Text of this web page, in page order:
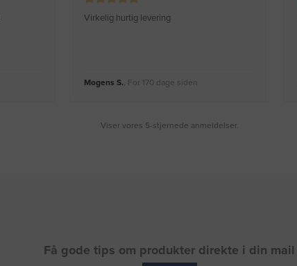
Virkelig hurtig levering
Mogens S., For 170 dage siden
Viser vores 5-stjernede anmeldelser.
Få gode tips om produkter direkte i din mail